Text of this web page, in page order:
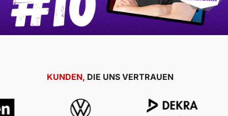
KUNDEN, DIE UNS VERTRAUEN